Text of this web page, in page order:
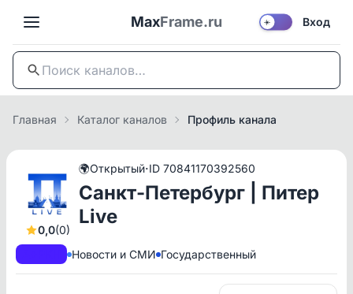
MaxFrame.ru ☀️ Вход
Главная Каталог каналов Профиль канала
0,0(0)
🌍Открытый·ID 70841170392560
Санкт-Петербург | Питер
Live
Новости и СМИ Государственный